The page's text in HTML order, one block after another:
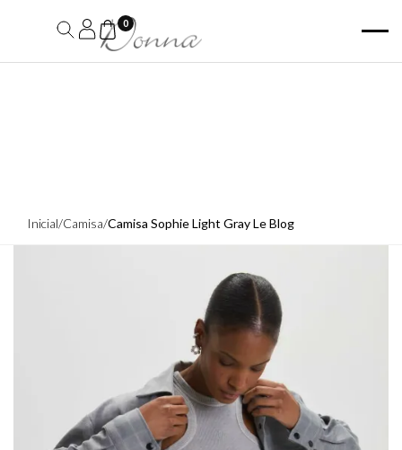
0
Inicial/Camisa/Camisa Sophie Light Gray Le Blog